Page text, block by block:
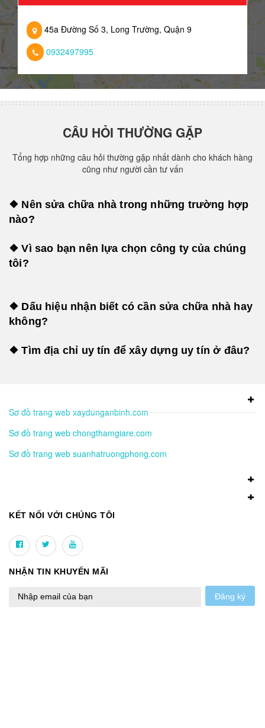
45a Đường Số 3, Long Trường, Quận 9
0932497995
CÂU HỎI THƯỜNG GẶP
Tổng hợp những câu hỏi thường gặp nhất dành cho khách hàng
cũng như người cần tư vấn
❖ Nên sửa chữa nhà trong những trường hợp
nào?
❖ Vì sao bạn nên lựa chọn công ty của chúng
tôi?
❖ Dấu hiệu nhận biết có cần sửa chữa nhà hay
không?
❖ Tìm địa chỉ uy tín để xây dựng uy tín ở đâu?
Sơ đồ trang web xaydunganbinh.com
Sơ đồ trang web chongthamgiare.com
Sơ đồ trang web suanhatruongphong.com
KẾT NỐI VỚI CHÚNG TÔI
NHẬN TIN KHUYẾN MÃI
Đăng ký